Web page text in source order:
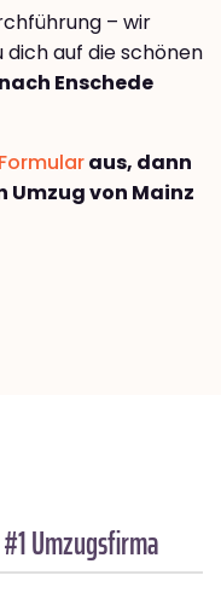
– wir
dich auf die schönen
Enschede
aus, dann
Umzug von Mainz
Umzugsfirma